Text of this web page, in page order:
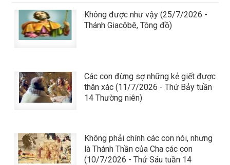
Không được như vậy (25/7/2026 -
Thánh Giacôbê, Tông đồ)
Các con đừng sợ những kẻ giết được
thân xác (11/7/2026 - Thứ Bảy tuần
14 Thường niên)
Không phải chính các con nói, nhưng
là Thánh Thần của Cha các con
(10/7/2026 - Thứ Sáu tuần 14